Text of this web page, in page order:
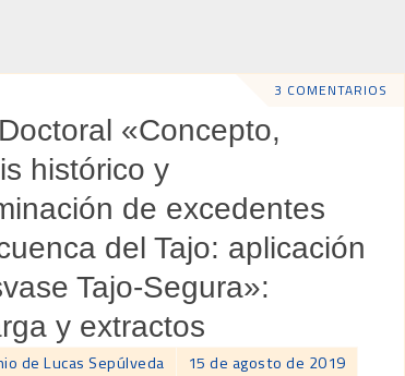
3 COMENTARIOS
«Concepto,
histórico y
de excedentes
del Tajo: aplicación
Tajo-Segura»:
y extractos
de Lucas Sepúlveda 15 de agosto de 2019